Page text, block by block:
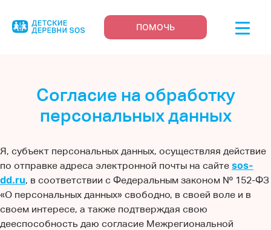
ПОМОЧЬ
Согласие на обработку
персональных данных
Я, субъект персональных данных, осуществляя действие
по отправке адреса электронной почты на сайте sos-
dd.ru, в соответствии с Федеральным законом № 152-ФЗ
«О персональных данных» свободно, в своей воле и в
своем интересе, а также подтверждая свою
дееспособность даю согласие Межрегиональной